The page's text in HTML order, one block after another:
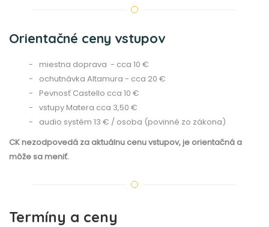
Orientačné ceny vstupov
miestna doprava - cca 10 €
ochutnávka Altamura - cca 20 €
Pevnosť Castello cca 10 €
vstupy Matera cca 3,50 €
audio systém 13 € / osoba (povinné zo zákona)
CK nezodpovedá za aktuálnu cenu vstupov, je orientačná a
môže sa meniť.
Termíny a ceny